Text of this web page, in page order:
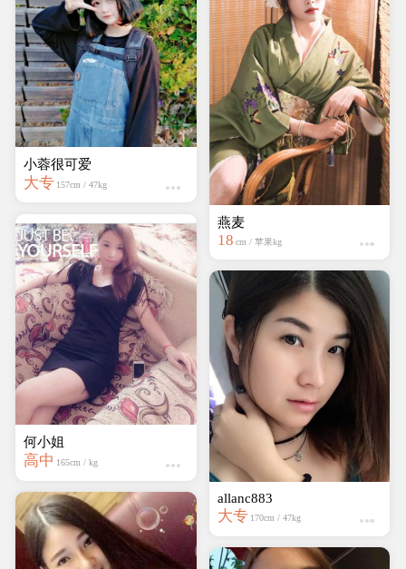
小蓉很可爱
大专 157cm / 47kg
何小姐
高中 165cm / kg
情绪要欧克
大专160cm / 45kg
本科 163cm / 47kg